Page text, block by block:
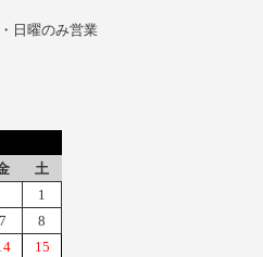
日曜のみ営業
土
1
7
8
15